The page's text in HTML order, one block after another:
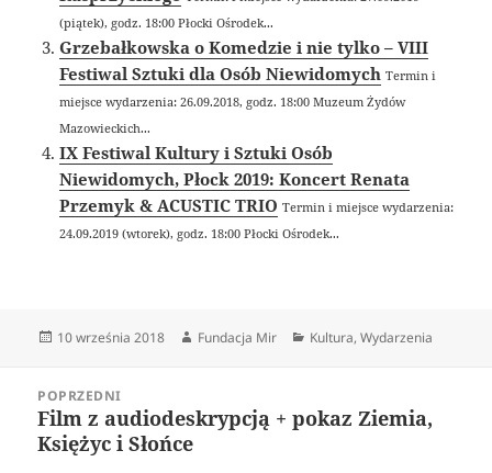
(piątek), godz. 18:00 Płocki Ośrodek...
Grzebałkowska o Komedzie i nie tylko – VIII
Festiwal Sztuki dla Osób Niewidomych Termin i
miejsce wydarzenia: 26.09.2018, godz. 18:00 Muzeum Żydów
Mazowieckich...
IX Festiwal Kultury i Sztuki Osób
Niewidomych, Płock 2019: Koncert Renata
Przemyk & ACUSTIC TRIO Termin i miejsce wydarzenia:
24.09.2019 (wtorek), godz. 18:00 Płocki Ośrodek...
Data
10 września 2018 Autor
Fundacja Mir Kategorie
Kultura,Wydarzenia
wpisuPOPRZEDNI
Poprzedni
wpis:
Film z audiodeskrypcją + pokaz Ziemia,
Księżyc i Słońce